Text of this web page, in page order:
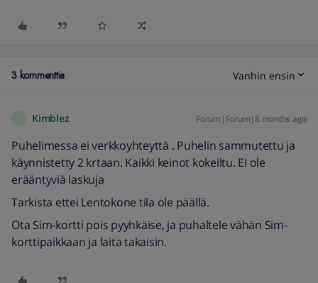
3 kommenttia Vanhin ensin
Kimblez Forum|Forum|8 months ago
Puhelimessa ei verkkoyhteyttä . Puhelin sammutettu ja
käynnistetty 2 krtaan. Kaikki keinot kokeiltu. EI ole
erääntyviä laskuja
Tarkista ettei Lentokone tila ole päällä.
Ota Sim-kortti pois pyyhkäise, ja puhaltele vähän Sim-
korttipaikkaan ja laita takaisin.